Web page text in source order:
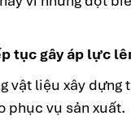
tục gây áp lực
vật liệu xây dựng
phục vụ sản xuất.